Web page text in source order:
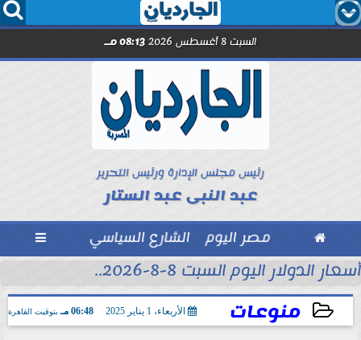
  
السبت 8 أغسطس 2026 08:13 مـ
رئيس مجلس الإدارة ورئيس التحرير
عبد النبى عبد الستار
 مصر اليوم الشارع السياسي 
أسعار الدولار اليوم السبت 8-8-2026..
منوعات الأربعاء، 1 يناير 2025 06:48 مـ بتوقيت القاهرة